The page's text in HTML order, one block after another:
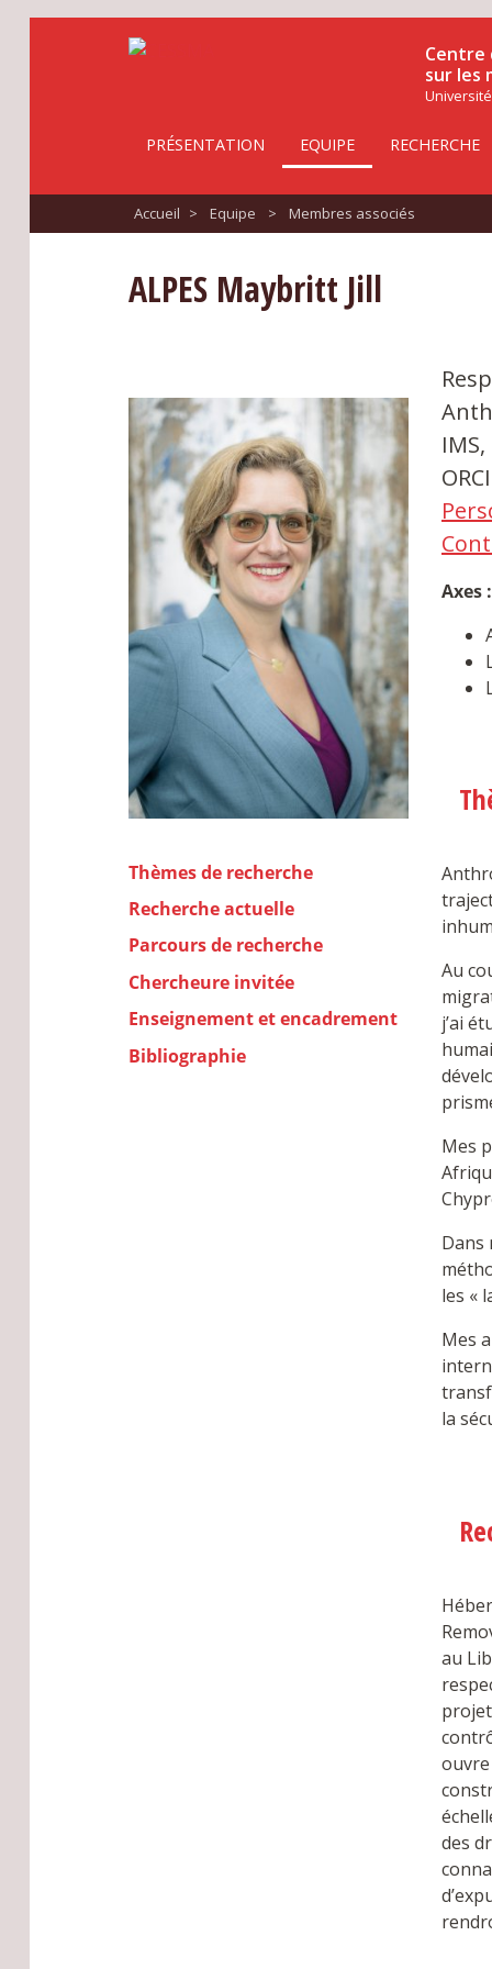
Centre
sur les
PRÉSENTATION EQUIPE RECHERCHE
Accueil > Equipe > Membres associés
ALPES Maybritt Jill
Thèmes de recherche
Recherche actuelle
Parcours de recherche
Chercheure invitée
Enseignement et encadrement
Bibliographie
Axes :
Au
j’ai
Mes
Dans
les «
Mes
la
au
des